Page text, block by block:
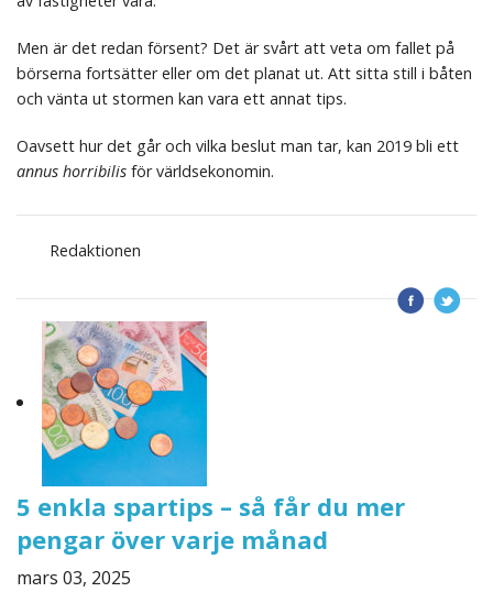
Men är det redan försent? Det är svårt att veta om fallet på
börserna fortsätter eller om det planat ut. Att sitta still i båten
och vänta ut stormen kan vara ett annat tips.
Oavsett hur det går och vilka beslut man tar, kan 2019 bli ett
annus horribilis för världsekonomin.
Redaktionen
5 enkla spartips – så får du mer
pengar över varje månad
mars 03, 2025